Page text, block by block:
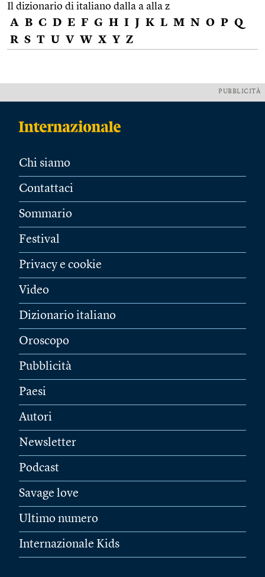
Il dizionario di italiano dalla a alla z
A B C D E F G H I J K L M N O P Q
R S T U V W X Y Z
PUBBLICITÀ
Chi siamo
Contattaci
Sommario
Festival
Privacy e cookie
Video
Dizionario italiano
Oroscopo
Pubblicità
Paesi
Autori
Newsletter
Podcast
Savage love
Ultimo numero
Internazionale Kids